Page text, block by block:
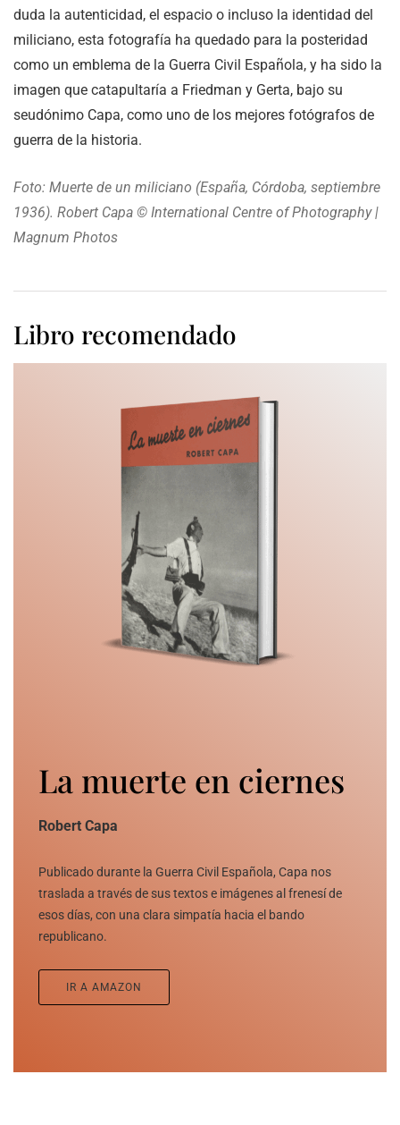
duda la autenticidad, el espacio o incluso la identidad del
miliciano, esta fotografía ha quedado para la posteridad
como un emblema de la Guerra Civil Española, y ha sido la
imagen que catapultaría a Friedman y Gerta, bajo su
seudónimo Capa, como uno de los mejores fotógrafos de
guerra de la historia.
Foto: Muerte de un miliciano (España, Córdoba, septiembre
1936). Robert Capa © International Centre of Photography |
Magnum Photos
Libro recomendado
La muerte en ciernes
Robert Capa
Publicado durante la Guerra Civil Española, Capa nos
traslada a través de sus textos e imágenes al frenesí de
esos días, con una clara simpatía hacia el bando
republicano.
IR A AMAZON